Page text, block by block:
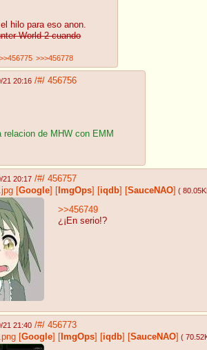
hilo para eso anon.
World 2 cuando
>>>456778
21 20:16 /#/ 456756
relacion de MHW con EMM
21 20:17 /#/ 456757
[Google] [ ImgOps] [iqdb] [SauceNAO] (
>>456749
¿¡En serio!?
21 21:40 /#/ 456773
[Google] [ ImgOps] [iqdb] [SauceNAO] (